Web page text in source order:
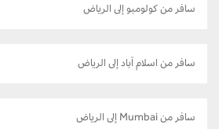
سافر من كولومبو إلى الرياض
سافر من اسلام آباد إلى الرياض
سافر من Mumbai إلى الرياض